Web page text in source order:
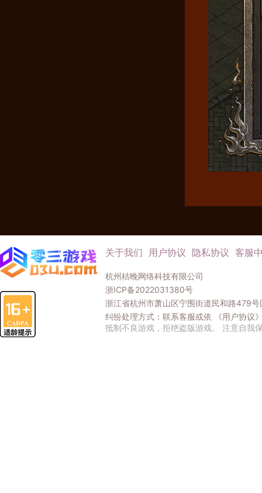
关于我们 用户协议 隐私协议 客服
杭州桔晚网络科技有限公司
浙ICP备2022031380号
浙江省杭州市萧山区宁围街道民和路479
纠纷处理方式：联系客服或依
《用户协议
抵制不良游戏，拒绝盗版游戏。 注意自我